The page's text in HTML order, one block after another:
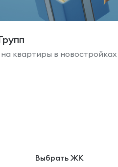
квартиры в новостройках
Выбрать ЖК